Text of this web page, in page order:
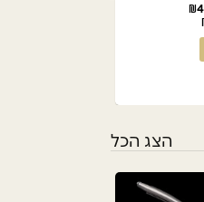
הצג הכל